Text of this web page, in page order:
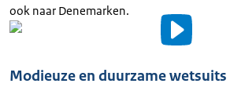
ook naar Denemarken.
Modieuze en duurzame wetsuits